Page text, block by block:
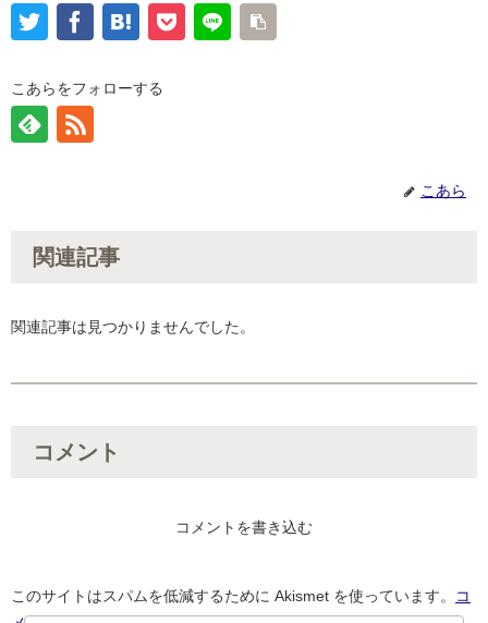
こあらをフォローする
こあら
関連記事
関連記事は見つかりませんでした。
コメント
コメントを書き込む
このサイトはスパムを低減するために Akismet を使っています。
コ